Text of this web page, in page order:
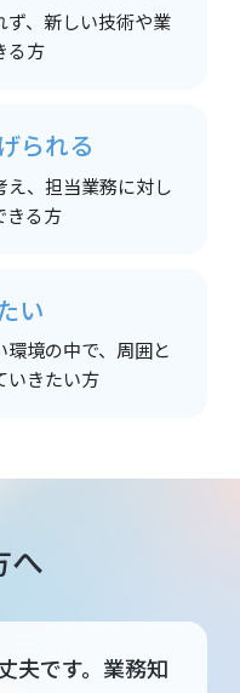
ず、新しい技術や業
る方
られる
、担当業務に対し
きる方
い
境の中で、周囲と
いきたい方
へ
夫です。業務知